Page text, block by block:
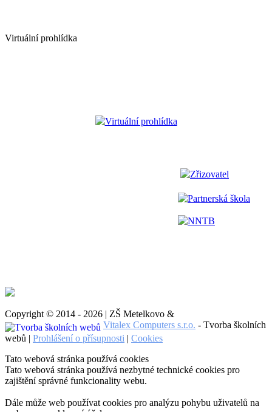
Virtuální prohlídka
Virtuální prohlídka
Zřizovatel
Partnerská škola
NNTB
Copyright © 2014 - 2026 | ZŠ Metelkovo &
Vitalex Computers s.r.o. - Tvorba školních
webů | Prohlášení o přísupnosti
Cookies
Tato webová stránka používá cookies
Tato webová stránka používá nezbytné technické cookies pro
zajištění správné funkcionality webu.
Dále může web používat cookies pro analýzu pohybu uživatelů na